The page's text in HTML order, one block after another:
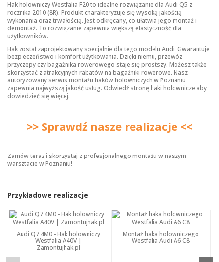
Hak holowniczy Westfalia F20 to idealne rozwiązanie dla Audi Q5 z
rocznika 2010 (8R). Produkt charakteryzuje się wysoką jakością
wykonania oraz trwałością. Jest odkręcany, co ułatwia jego montaż i
demontaż. To rozwiązanie zapewnia większą elastyczność dla
użytkowników.
Hak został zaprojektowany specjalnie dla tego modelu Audi. Gwarantuje
bezpieczeństwo i komfort użytkowania. Dzięki niemu, przewóz
przyczepy czy bagażnika rowerowego staje się prostszy. Możesz także
skorzystać z atrakcyjnych rabatów na bagażniki rowerowe. Nasz
autoryzowany serwis montażu haków holowniczych w Poznaniu
zapewnia najwyższą jakość usług. Odwiedź stronęhaki holownicze aby
dowiedzieć się więcej.
>> Sprawdź nasze realizacje <<
Zamów teraz i skorzystaj z profesjonalnego montażu w naszym
warsztacie w Poznaniu!
Przykładowe realizacje
Audi Q7 4M0 - Hak holowniczy
Westfalia A40V |
Zamontujhak.pl
Montaż haka holowniczego
Westfalia Audi A6 C8